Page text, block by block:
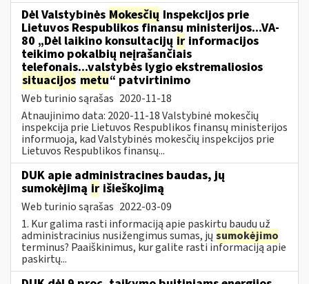
Dėl Valstybinės Mokesčių Inspekcijos prie
Lietuvos Respublikos finansų ministerijos...VA-
80 „Dėl laikino konsultacijų ir informacijos
teikimo pokalbių neįrašančiais
telefonais...valstybės lygio ekstremaliosios
situacijos metu“ patvirtinimo
Web turinio sąrašas 2020-11-18
Atnaujinimo data: 2020-11-18 Valstybinė mokesčių
inspekcija prie Lietuvos Respublikos finansų ministerijos
informuoja, kad Valstybinės mokesčių inspekcijos prie
Lietuvos Respublikos finansų...
DUK apie administracines baudas, jų
sumokėjimą ir išieškojimą
Web turinio sąrašas 2022-03-09
1. Kur galima rasti informaciją apie paskirtų baudų už
administracinius nusižengimus sumas, jų sumokėjimo
terminus? Paaiškinimus, kur galite rasti informaciją apie
paskirtų...